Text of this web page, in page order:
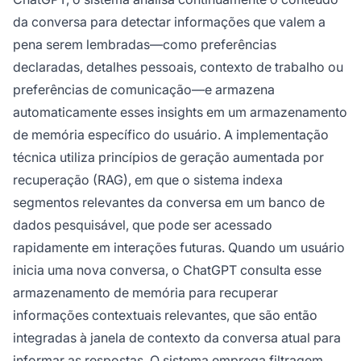
da conversa para detectar informações que valem a
pena serem lembradas—como preferências
declaradas, detalhes pessoais, contexto de trabalho ou
preferências de comunicação—e armazena
automaticamente esses insights em um armazenamento
de memória específico do usuário. A implementação
técnica utiliza princípios de geração aumentada por
recuperação (RAG), em que o sistema indexa
segmentos relevantes da conversa em um banco de
dados pesquisável, que pode ser acessado
rapidamente em interações futuras. Quando um usuário
inicia uma nova conversa, o ChatGPT consulta esse
armazenamento de memória para recuperar
informações contextuais relevantes, que são então
integradas à janela de contexto da conversa atual para